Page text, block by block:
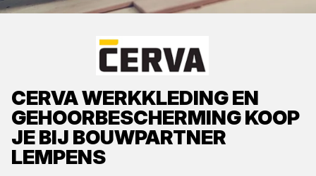
CERVAWERKKLEDING EN
GEHOORBESCHERMINGKOOP
JE BIJ BOUWPARTNER
LEMPENS